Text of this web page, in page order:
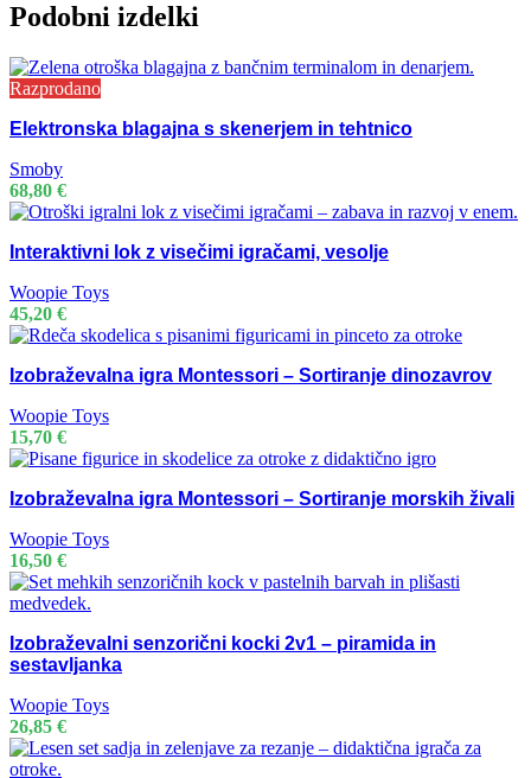
Podobni izdelki
Razprodano
Elektronska blagajna s skenerjem in tehtnico
Smoby
68,80 €
Interaktivni lok z visečimi igračami, vesolje
Woopie Toys
45,20 €
Izobraževalna igra Montessori – Sortiranje dinozavrov
Woopie Toys
15,70 €
Izobraževalna igra Montessori – Sortiranje morskih živali
Woopie Toys
16,50 €
Izobraževalni senzorični kocki 2v1 – piramida in
sestavljanka
Woopie Toys
26,85 €